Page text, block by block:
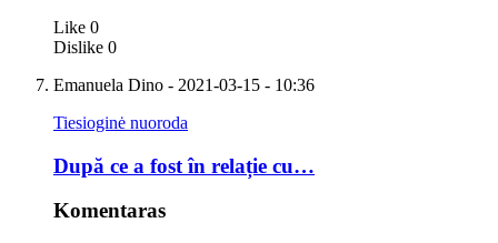
Like 0
Dislike 0
Emanuela Dino - 2021-03-15 - 10:36
Tiesioginė nuoroda
După ce a fost în relație cu…
Komentaras